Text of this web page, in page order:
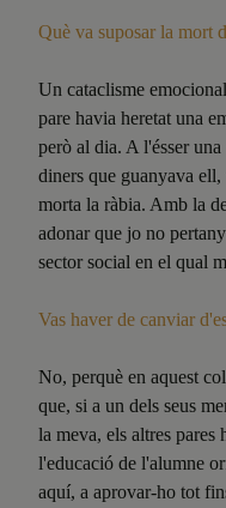
Què va suposar la mort
Un cataclisme
pare havia heretat una
però al dia. A l'ésser
diners que guanyava
morta la ràbia. Amb la
adonar que jo no
sector social en el qual
Vas haver de canviar
No, perquè en aquest
que, si a un dels seus
la meva, els altres pares
l'educació de l'alumne
aquí, a aprovar-ho tot